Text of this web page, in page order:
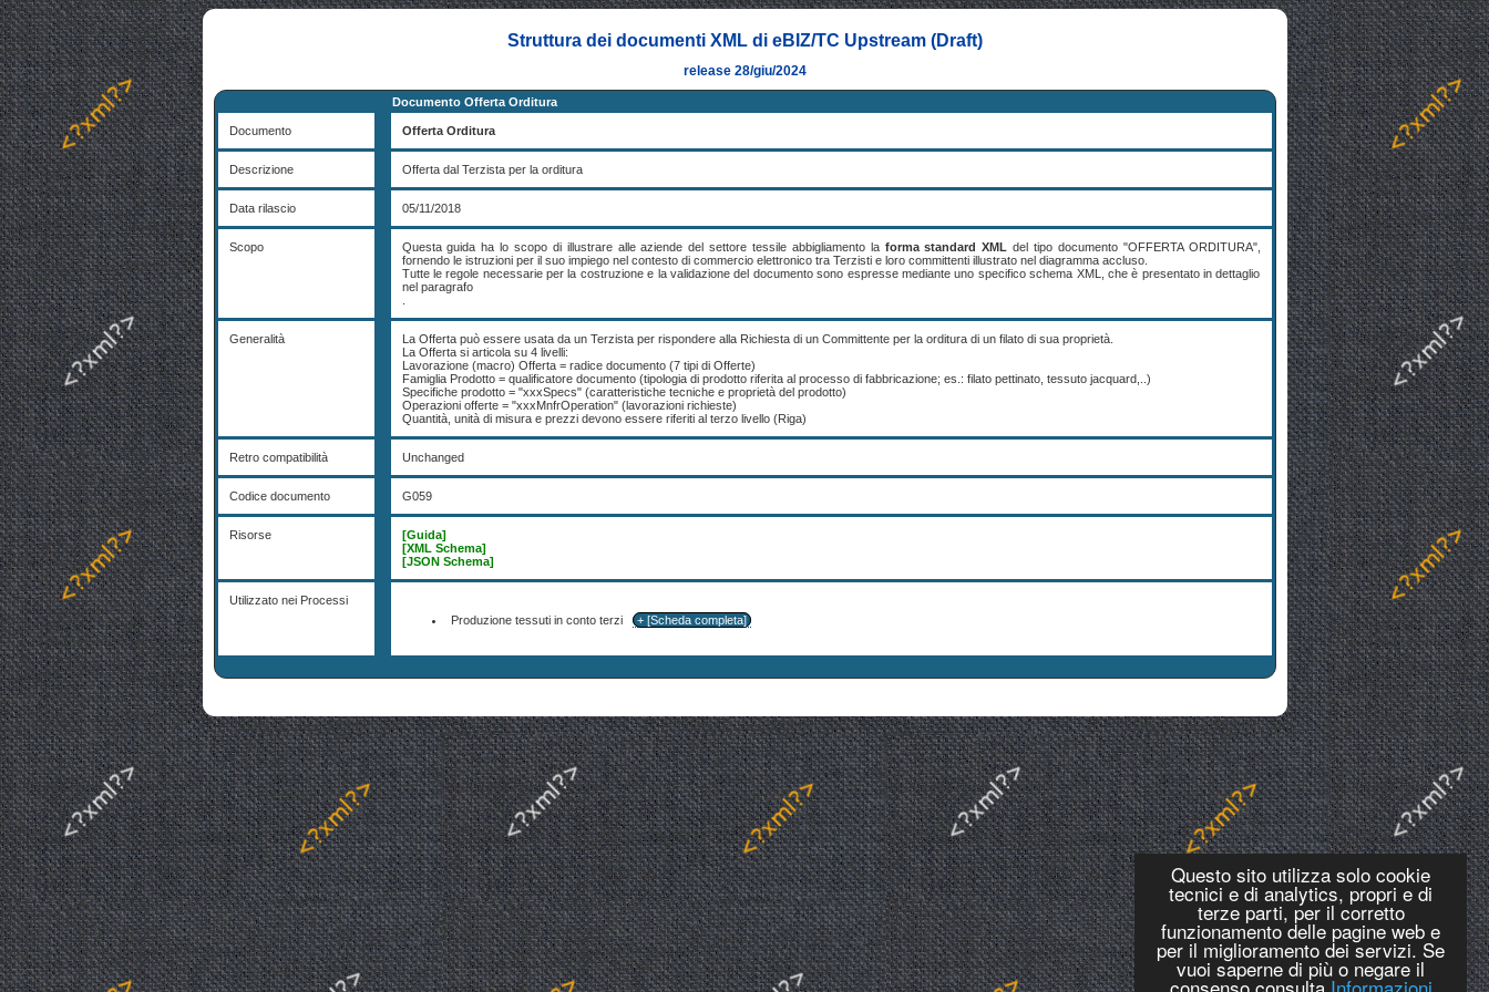
Questo sito utilizza solo cookie
tecnici e di analytics, propri e di
terze parti, per il corretto
funzionamento delle pagine web e
per il miglioramento dei servizi. Se
vuoi saperne di più o negare il
Struttura dei documenti XML di eBIZ/TC Upstream (Draft)
release 28/giu/2024
Documento Offerta Orditura
Documento Offerta Orditura
Descrizione Offerta dal Terzista per la orditura
Data rilascio 05/11/2018
Scopo Questa guida ha lo scopo di illustrare alle aziende del settore tessile abbigliamento la forma standard XML del tipo documento "OFFERTA ORDITURA",
fornendo le istruzioni per il suo impiego nel contesto di commercio elettronico tra Terzisti e loro committenti illustrato nel diagramma accluso.
Tutte le regole necessarie per la costruzione e la validazione del documento sono espresse mediante uno specifico schema XML, che è presentato in dettaglio
nel paragrafo
Generalità
La Offerta può essere usata da un Terzista per rispondere alla Richiesta di un Committente per la orditura di un filato di sua proprietà.
La Offerta si articola su 4 livelli:
Lavorazione (macro) Offerta = radice documento (7 tipi di Offerte)
Famiglia Prodotto = qualificatore documento (tipologia di prodotto riferita al processo di fabbricazione; es.: filato pettinato, tessuto jacquard,..)
Specifiche prodotto = "xxxSpecs" (caratteristiche tecniche e proprietà del prodotto)
Operazioni offerte = "xxxMnfrOperation" (lavorazioni richieste)
Quantità, unità di misura e prezzi devono essere riferiti al terzo livello (Riga)
Retro compatibilità Unchanged
Codice documento G059
Risorse
[Guida]
[XML Schema]
[JSON Schema]
Utilizzato nei Processi
Produzione tessuti in conto terzi + [Scheda completa]